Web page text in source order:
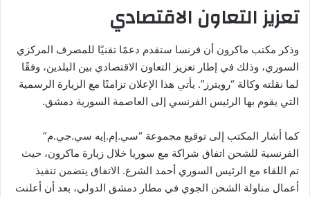
تعزيز التعاون الاقتصادي
وذكر مكتب ماكرون أن فرنسا ستقدم دعمًا تقنيًا للمصرف المركزي
السوري، وذلك في إطار تعزيز التعاون الاقتصادي بين البلدين، وفقًا
لما نقلته وكالة “رويترز”. يأتي هذا الإعلان تزامنًا مع الزيارة الرسمية
التي يقوم بها الرئيس الفرنسي إلى العاصمة السورية دمشق.
كما أشار المكتب إلى توقيع مجموعة “سي.إم.إيه سي.جي.م”
الفرنسية للشحن اتفاق شراكة مع سوريا خلال زيارة ماكرون، حيث
تم اللقاء مع الرئيس السوري أحمد الشرع. الاتفاق يتضمن تنفيذ
أعمال مناولة الشحن الجوي في مطار دمشق الدولي، بعد أن أعلنت